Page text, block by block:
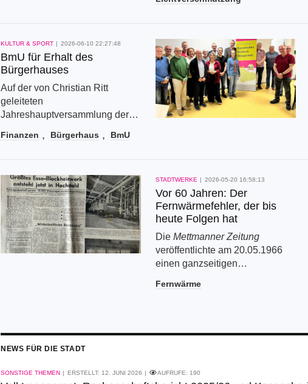
KULTUR & SPORT 2026-06-10 22:27:48
BmU für Erhalt des
Bürgerhauses
Auf der von Christian Ritt
geleiteten
Jahreshauptversammlung der
Wählergemeinschaft für Erkrath,
der städtischen Finanzen und
der...
Finanzen Bürgerhaus BmU
STADTWERKE 2026-05-20 16:58:13
Vor 60 Jahren: Der
Fernwärmefehler, der bis
heute Folgen hat
Die Mettmanner Zeitung
veröffentlichte am 20.05.1966
einen ganzseitigen
investigativen
Arenhövel . Der „Weltkonzern“
Fernwärme
NEWS FÜR DIE STADT
SONSTIGE THEMEN ERSTELLT: 12. JUNI 2026 AUFRUFE: 190